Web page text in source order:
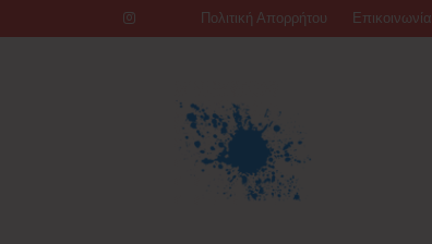
to
Πολιτική Απορρήτου Επικοινωνία